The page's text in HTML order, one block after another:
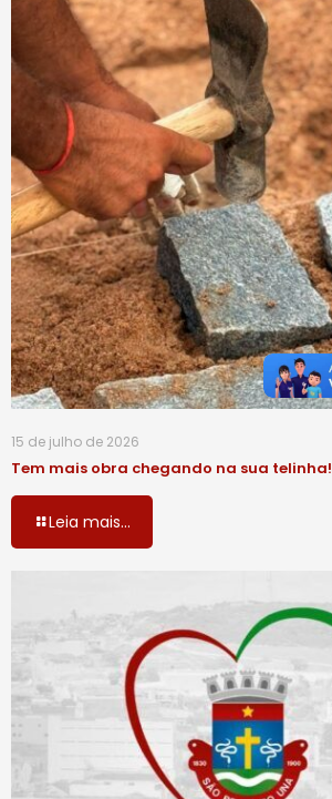
15 de julho de 2026
Tem mais obra chegando na sua telinha!
Leia mais...